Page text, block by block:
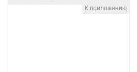
К приложению